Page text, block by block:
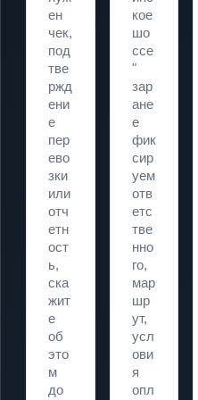
ен
чек,
под
тве
ржд
ени
е
пер
ево
зки
или
отч
етн
ост
ь,
ска
жит
е
об
это
м
до
кое
шо
ссе
"
зар
ане
е
фик
сир
уем
отв
етс
тве
нно
го,
мар
шр
ут,
усл
ови
я
опл